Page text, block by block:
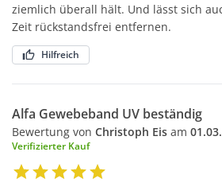
ziemlich überall hält. Und lässt sich
Zeit rückstandsfrei entfernen.
Hilfreich
Alfa Gewebeband UV beständig
Bewertung von Christoph Eis am
Verifizierter Kauf